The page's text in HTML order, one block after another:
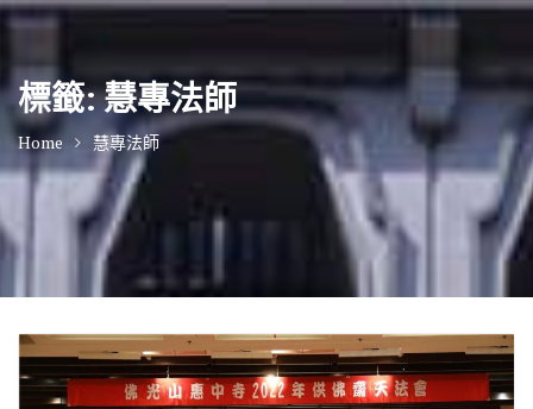
標籤:慧專法師
Home 慧專法師